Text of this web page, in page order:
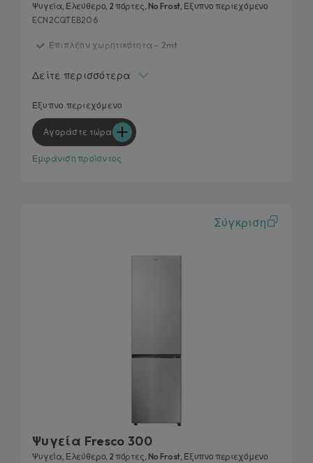
Ψυγεία, Ελεύθερο, 2 πόρτες, No Frost, Έξυπνο περιεχόμενο
ECN2CQTEB206
Επιπλέον χωρητικότητα - 2mt
Προσαρμόσιμος Χώρος Υγρασίας
Προσαρμογή σχεδίασης κουζίνας
Τεχνολογία Circle Fresh
Δείτε περισσότερα
Έξυπνο περιεχόμενο
Αγοράστε τώρα
Εμφάνιση προϊόντος
Σύγκριση
Ψυγεία Fresco 300
Ψυγεία, Ελεύθερο, 2 πόρτες, No Frost, Έξυπνο περιεχόμενο